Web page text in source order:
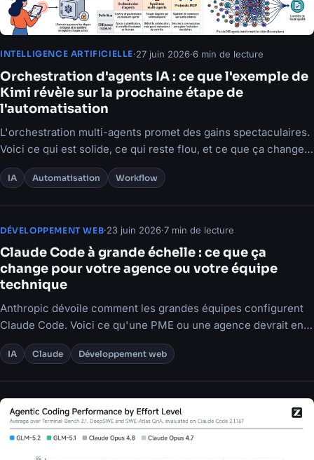
INTELLIGENCE ARTIFICIELLE·27 juin 2026·6 min de lecture
Orchestration d'agents IA : ce que l'exemple de
Kimi révèle sur la prochaine étape de
l'automatisation
L'orchestration multi-agents promet des gains spectaculaires.
Voici ce qui est solide, ce qui reste flou, et ce que ça change
pour les PME.
IA Automatisation Workflow
DÉVELOPPEMENT WEB·23 juin 2026·7 min de lecture
Claude Code à grande échelle : ce que ça
change pour votre agence ou votre équipe
technique
Anthropic dévoile comment les grandes équipes configurent
Claude Code. Voici ce qu'une PME ou une agence devrait en
retenir.
IA Claude Développement web